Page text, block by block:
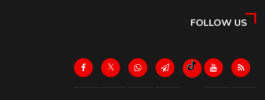
FOLLOW US